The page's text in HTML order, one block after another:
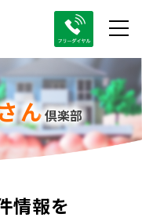
ん倶楽部
情報を